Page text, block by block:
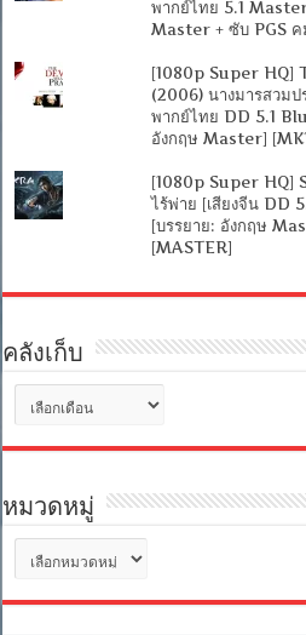
พากย์ไทย 5.1
Master + ซับ PGS
[1080p Super HQ]
(2006) นางมารสวมป
พากย์ไทย DD 5.1
อังกฤษ Master]
[1080p Super HQ]
ไร้พ่าย [เสียงจีน DD
[บรรยาย: อังกฤษ
[MASTER]
คลังเก็บ
เก็บ
หมวดหมู่
หมู่